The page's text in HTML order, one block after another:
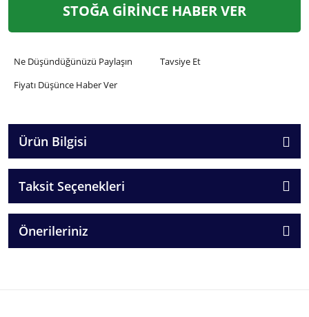
STOĞA GİRİNCE HABER VER
Ne Düşündüğünüzü Paylaşın
Tavsiye Et
Fiyatı Düşünce Haber Ver
Ürün Bilgisi
Taksit Seçenekleri
Önerileriniz